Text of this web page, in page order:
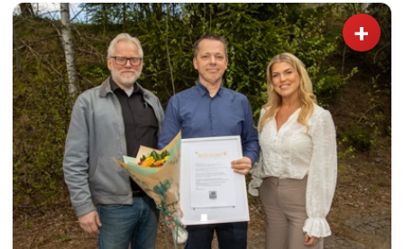
pensjonister.
+